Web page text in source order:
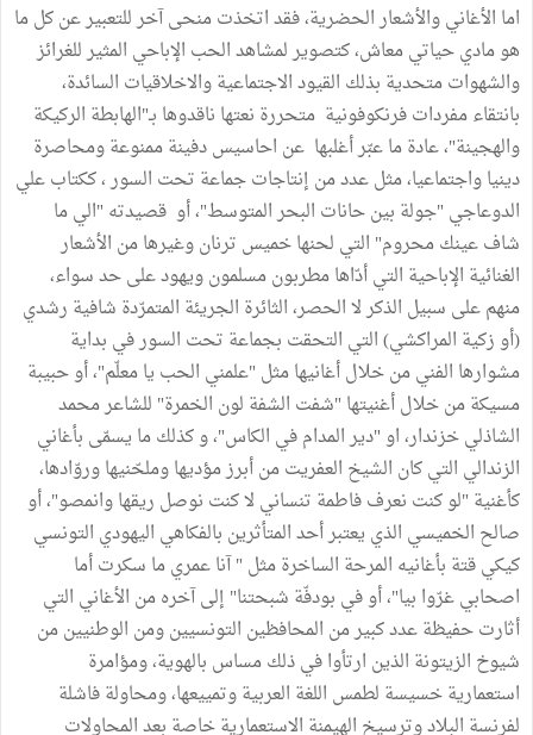
اما الأغاني والأشعار الحضرية، فقد اتخذت منحى آخر للتعبير عن كل ما
هو مادي حياتي معاش، كتصوير لمشاهد الحب الإباحي المثير للغرائز
والشهوات متحدية بذلك القيود الاجتماعية والاخلاقيات السائدة،
بانتقاء مفردات فرنكوفونية متحررة نعتها ناقدوها بـ"الهابطة الركيكة
والهجينة"، عادة ما عبّر أغلبها عن احاسيس دفينة ممنوعة ومحاصرة
دينيا واجتماعيا، مثل عدد من إنتاجات جماعة تحت السور ، ككتاب علي
الدوعاجي "جولة بين حانات البحر المتوسط"، أو قصيدته "الي ما
شاف عينك محروم" التي لحنها خميس ترنان وغيرها من الأشعار
الغنائية الإباحية التي أدّاها مطربون مسلمون ويهود على حد سواء،
منهم على سبيل الذكر لا الحصر، الثائرة الجريئة المتمرّدة شافية رشدي
(أو زكية المراكشي) التي التحقت بجماعة تحت السور في بداية
مشوارها الفني من خلال أغانيها مثل "علمني الحب يا معلّم"، أو حبيبة
مسيكة من خلال أغنيتها "شفت الشفة لون الخمرة" للشاعر محمد
الشاذلي خزندار، او "دير المدام في الكاس"، و كذلك ما يسمّى بأغاني
الزندالي التي كان الشيخ العفريت من أبرز مؤديها وملحّنيها وروّادها،
كأغنية "لو كنت نعرف فاطمة تنساني لا كنت نوصل ريقها وانمصو"، أو
صالح الخميسي الذي يعتبر أحد المتأثرين بالفكاهي اليهودي التونسي
كيكي قتة بأغانيه المرحة الساخرة مثل " آنا عمري ما سكرت أما
اصحابي غرّوا بيا"، أو في بودفّة شبحتنا" إلى آخره من الأغاني التي
أثارت حفيظة عدد كبير من المحافظين التونسيين ومن الوطنيين من
شيوخ الزيتونة الذين ارتأوا في ذلك مساس بالهوية، ومؤامرة
استعمارية خسيسة لطمس اللغة العربية وتمييعها، ومحاولة فاشلة
لفرنسة البلاد وترسيخ الهيمنة الاستعمارية خاصة بعد المحاولات